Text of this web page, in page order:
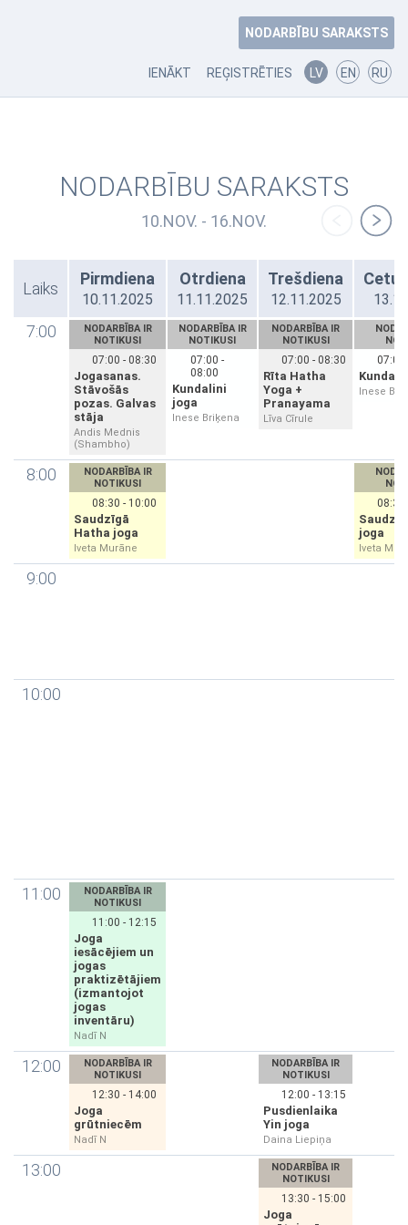
NODARBĪBU SARAKSTS
IENĀKT REĢISTRĒTIES LV EN RU
NODARBĪBU SARAKSTS
10.NOV. - 16.NOV.
Laiks
Pirmdiena
10.11.2025
Otrdiena
11.11.2025
Trešdiena
12.11.2025
7:00
NODARBĪBA IR
NOTIKUSI
07:00 - 08:30
Jogasanas.
Stāvošās
pozas. Galvas
stāja
Andis Mednis
(Shambho)
NODARBĪBA IR
NOTIKUSI
07:00 -
08:00
Kundalini
joga
Inese Briķena
NODARBĪBA IR
NOTIKUSI
07:00 - 08:30
Rīta Hatha
Yoga +
Pranayama
Līva Cīrule
07:00
Inese
8:00
NODARBĪBA IR
NOTIKUSI
08:30 - 10:00
Saudzīgā
Hatha joga
Iveta Murāne
08:30
joga
Iveta
9:00
10:00
11:00
NODARBĪBA IR
NOTIKUSI
11:00 - 12:15
Joga
iesācējiem un
jogas
praktizētājiem
(izmantojot
jogas
inventāru)
Nadī N
12:00
NODARBĪBA IR
NOTIKUSI
12:30 - 14:00
Joga
grūtniecēm
Nadī N
NODARBĪBA IR
NOTIKUSI
12:00 - 13:15
Pusdienlaika
Yin joga
Daina Liepiņa
13:00
NODARBĪBA IR
NOTIKUSI
13:30 - 15:00
Joga